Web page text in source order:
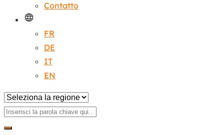
Contatto
FR
DE
IT
EN